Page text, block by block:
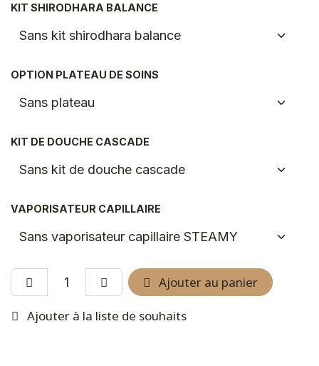
KIT SHIRODHARA BALANCE
OPTION PLATEAU DE SOINS
KIT DE DOUCHE CASCADE
VAPORISATEUR CAPILLAIRE
Ajouter au panier
Ajouter à la liste de souhaits